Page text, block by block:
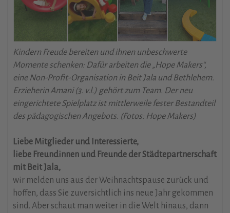
Kindern Freude bereiten und ihnen unbeschwerte
Momente schenken: Dafür arbeiten die „Hope Makers“,
eine Non-Profit-Organisation in Beit Jala und Bethlehem.
Erzieherin Amani (3. v.l.) gehört zum Team. Der neu
eingerichtete Spielplatz ist mittlerweile fester Bestandteil
des pädagogischen Angebots. (Fotos: Hope Makers)
Liebe Mitglieder und Interessierte,
liebe Freundinnen und Freunde der Städtepartnerschaft
mit Beit Jala,
wir melden uns aus der Weihnachtspause zurück und
hoffen, dass Sie zuversichtlich ins neue Jahr gekommen
sind. Aber schaut man weiter in die Welt hinaus, dann